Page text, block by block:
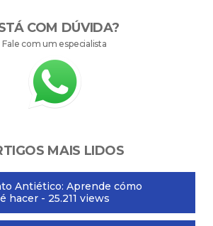
COM DÚVIDA?
Fale com um especialista
MAIS LIDOS
Antiético: Aprende cómo
hacer - 25.211 views